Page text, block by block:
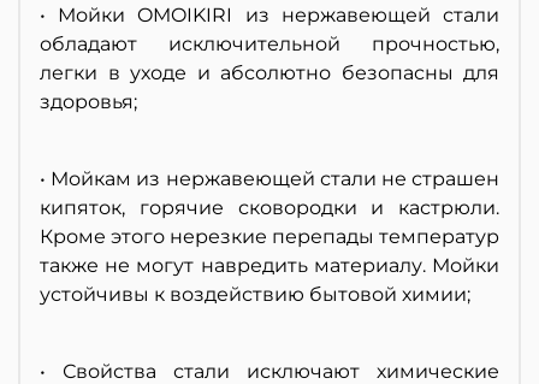
• Мойки OMOIKIRI из нержавеющей стали
обладают исключительной прочностью,
легки в уходе и абсолютно безопасны для
здоровья;
• Мойкам из нержавеющей стали не страшен
кипяток, горячие сковородки и кастрюли.
Кроме этого нерезкие перепады температур
также не могут навредить материалу. Мойки
устойчивы к воздействию бытовой химии;
• Свойства стали исключают химические